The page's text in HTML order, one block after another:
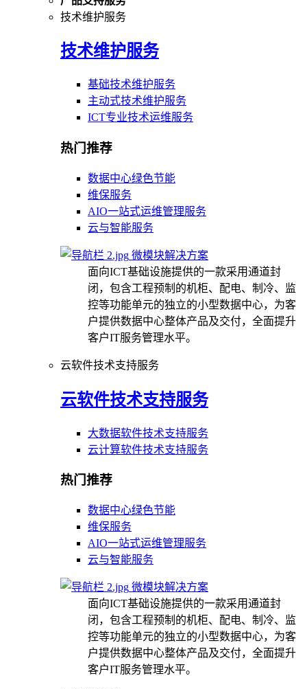
技术维护服务
技术维护服务
基础技术维护服务
主动式技术维护服务
ICT专业技术运维服务
热门推荐
数据中心绿色节能
维保服务
AIO一站式运维管理服务
云与智能服务
微模块解决方案
面向ICT基础设施提供的一款采用通道封
闭，包含工程预制的机柜、配电、制冷、监
控等功能单元的独立的小型数据中心，为客
户提供数据中心整体产品及交付，全面提升
客户IT服务管理水平。
云软件技术支持服务
云软件技术支持服务
大数据软件技术支持服务
云计算软件技术支持服务
热门推荐
数据中心绿色节能
维保服务
AIO一站式运维管理服务
云与智能服务
微模块解决方案
面向ICT基础设施提供的一款采用通道封
闭，包含工程预制的机柜、配电、制冷、监
控等功能单元的独立的小型数据中心，为客
户提供数据中心整体产品及交付，全面提升
客户IT服务管理水平。